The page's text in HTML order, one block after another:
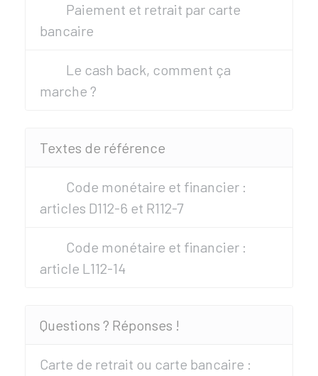
Paiement et retrait par carte
bancaire
Le cash back, comment ça
marche ?
Textes de référence
Code monétaire et financier :
articles D112-6 et R112-7
Code monétaire et financier :
article L112-14
Questions ? Réponses !
Carte de retrait ou carte bancaire :